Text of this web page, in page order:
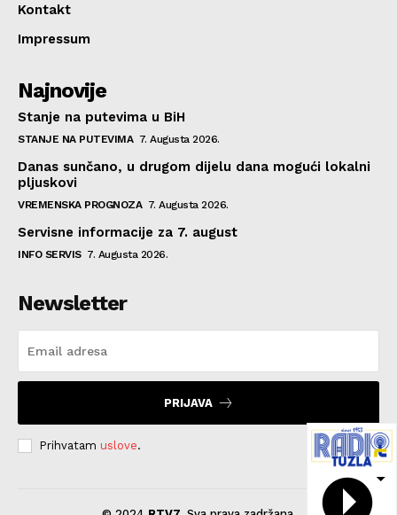
Kontakt
Impressum
Najnovije
Stanje na putevima u BiH
STANJE NA PUTEVIMA 7. Augusta 2026.
Danas sunčano, u drugom dijelu dana mogući lokalni
pljuskovi
VREMENSKA PROGNOZA 7. Augusta 2026.
Servisne informacije za 7. august
INFO SERVIS 7. Augusta 2026.
Newsletter
PRIJAVA
Prihvatam uslove.